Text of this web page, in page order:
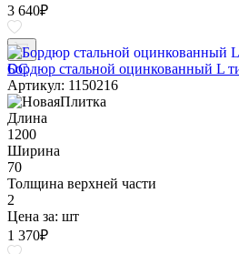
3 640₽
Бордюр стальной оцинкованный L
Артикул: 1150216
Длина
1200
Ширина
70
Толщина верхней части
2
Цена за: шт
1 370₽